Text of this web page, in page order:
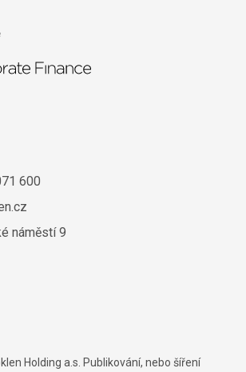
600
náměstí 9
Holding a.s. Publikování, nebo šíření